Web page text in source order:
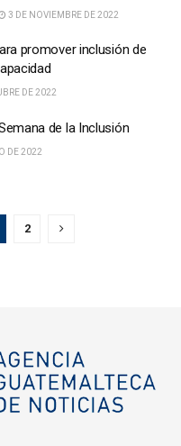
3 DE NOVIEMBRE DE 2022
promover inclusión de
DE 2022
de la Inclusión
DE 2022
2